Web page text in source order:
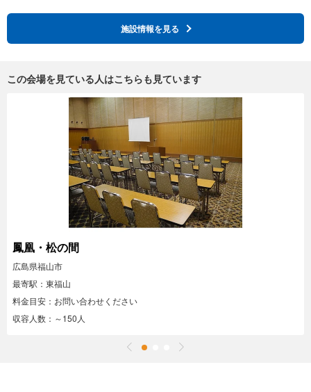
施設情報を見る
この会場を見ている人はこちらも見ています
鳳凰・松の間
広島県福山市
最寄駅：東福山
料金目安：お問い合わせください
収容人数：～150人